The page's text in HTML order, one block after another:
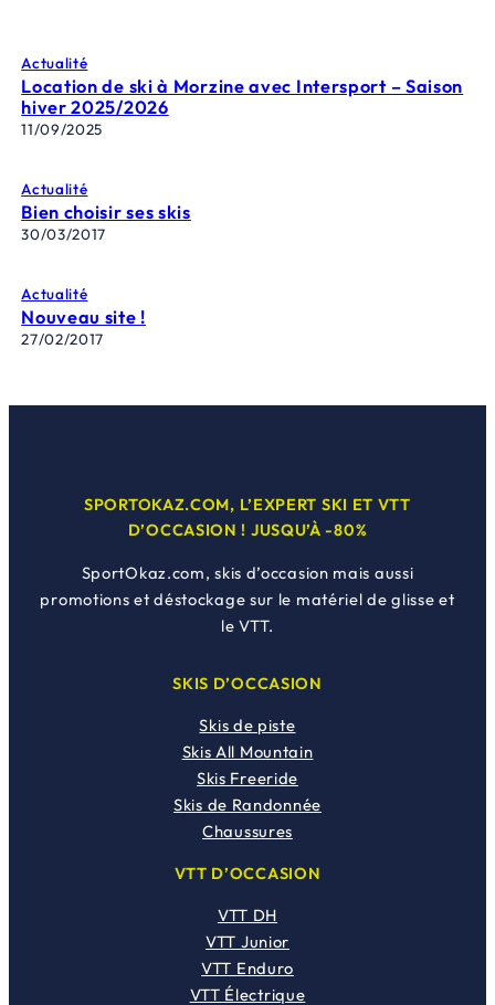
Actualité
Location de ski à Morzine avec Intersport – Saison
hiver 2025/2026
11/09/2025
Actualité
Bien choisir ses skis
30/03/2017
Actualité
Nouveau site !
27/02/2017
SPORTOKAZ.COM, L’EXPERT SKI ET VTT
D’OCCASION ! JUSQU’À -80%
SportOkaz.com, skis d’occasion mais aussi
promotions et déstockage sur le matériel de glisse et
le VTT.
SKIS D’OCCASION
Skis de piste
Skis All Mountain
Skis Freeride
Skis de Randonnée
Chaussures
VTT D’OCCASION
VTT DH
VTT Junior
VTT Enduro
VTT Électrique